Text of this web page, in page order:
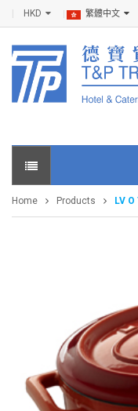
HKD 繁體中文
Home Products LV